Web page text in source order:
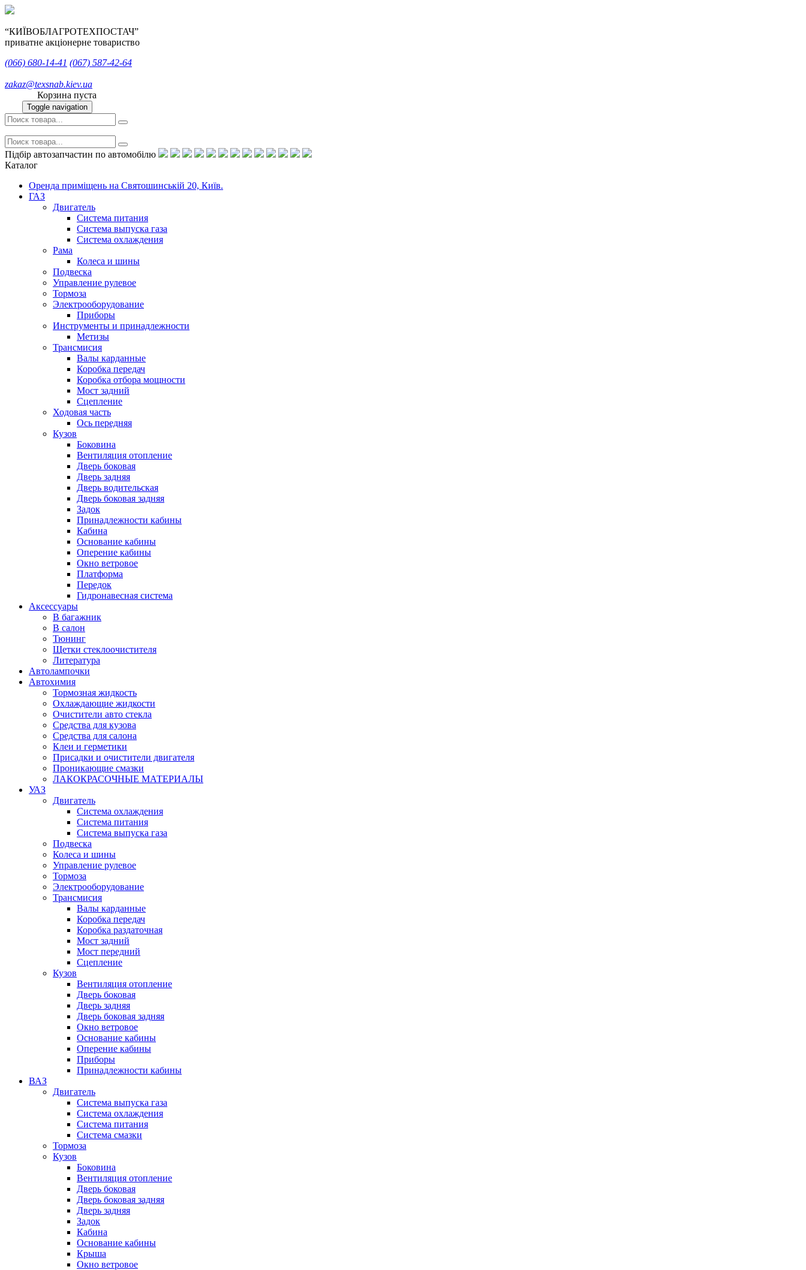
“КИЇВОБЛАГРОТЕХПОСТАЧ”
приватне акціонерне товариство
(066) 680-14-41 (067) 587-42-64
zakaz@texsnab.kiev.ua
Корзина пуста
Toggle navigation
Підбір автозапчастин по автомобілю
Каталог
Оренда приміщень на Святошинській 20, Київ.
ГАЗ
Двигатель
Система питания
Система выпуска газа
Система охлаждения
Рама
Колеса и шины
Подвеска
Управление рулевое
Тормоза
Электрооборудование
Приборы
Инструменты и принадлежности
Метизы
Трансмисия
Валы карданные
Коробка передач
Коробка отбора мощности
Мост задний
Сцепление
Ходовая часть
Ось передняя
Кузов
Боковина
Вентиляция отопление
Дверь боковая
Дверь задняя
Дверь водительская
Дверь боковая задняя
Задок
Принадлежности кабины
Кабина
Основание кабины
Оперение кабины
Окно ветровое
Платформа
Передок
Гидронавесная система
Аксессуары
В багажник
В салон
Тюнинг
Щетки стеклоочистителя
Литература
Автолампочки
Автохимия
Тормозная жидкость
Охлаждающие жидкости
Очистители авто стекла
Средства для кузова
Средства для салона
Клеи и герметики
Присадки и очистители двигателя
Проникающие смазки
ЛАКОКРАСОЧНЫЕ МАТЕРИАЛЫ
УАЗ
Двигатель
Система охлаждения
Система питания
Система выпуска газа
Подвеска
Колеса и шины
Управление рулевое
Тормоза
Электрооборудование
Трансмисия
Валы карданные
Коробка передач
Коробка раздаточная
Мост задний
Мост передний
Сцепление
Кузов
Вентиляция отопление
Дверь боковая
Дверь задняя
Дверь боковая задняя
Окно ветровое
Основание кабины
Оперение кабины
Приборы
Принадлежности кабины
ВАЗ
Двигатель
Система выпуска газа
Система охлаждения
Система питания
Система смазки
Тормоза
Кузов
Боковина
Вентиляция отопление
Дверь боковая
Дверь боковая задняя
Дверь задняя
Задок
Кабина
Основание кабины
Крыша
Окно ветровое